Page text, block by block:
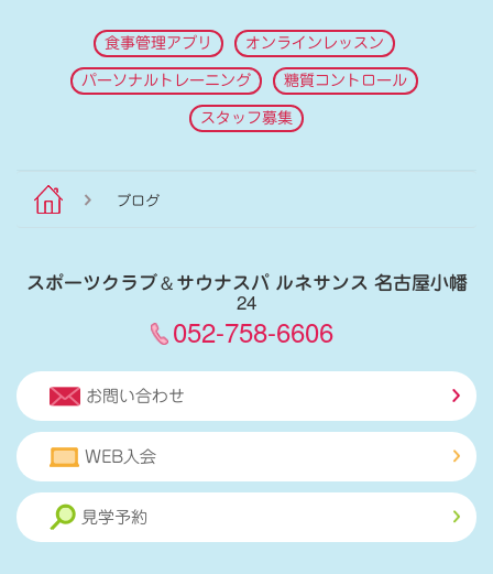
食事管理アプリ オンラインレッスン
パーソナルトレーニング 糖質コントロール
スタッフ募集
ブログ
スポーツクラブ＆サウナスパ ルネサンス 名古屋小幡
24
052-758-6606
お問い合わせ
WEB入会
見学予約